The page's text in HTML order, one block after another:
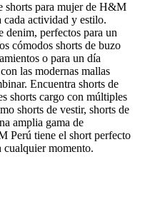
shorts para mujer de H&M
cada actividad y estilo.
denim, perfectos para un
cómodos shorts de buzo
o para un día
las modernas mallas
Encuentra shorts de
shorts cargo con múltiples
shorts de vestir, shorts de
amplia gama de
Perú tiene el short perfecto
cualquier momento.